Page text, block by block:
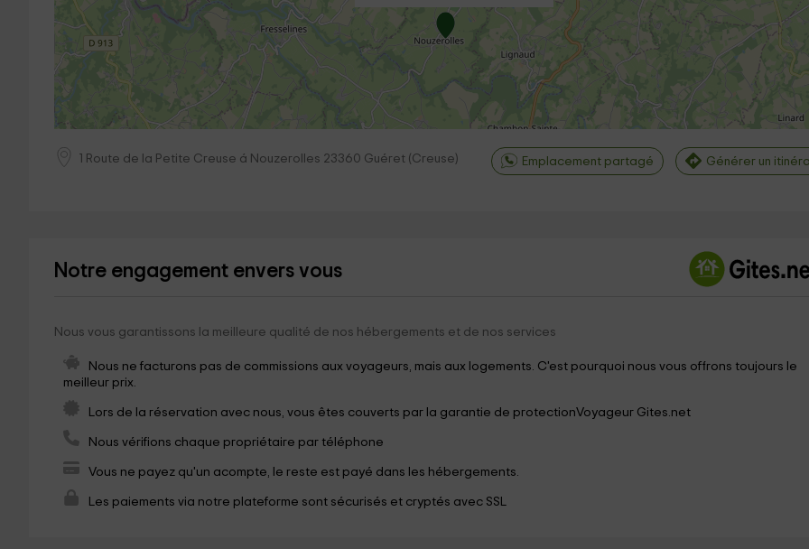
1 Route de la Petite Creuse á Nouzerolles 23360 Guéret(Creuse) Emplacement partagé Générer un
Notre engagement envers vous
Nous vous garantissons la meilleure qualité de nos hébergements et de nos services
Nous ne facturons pas de commissions aux voyageurs, mais aux logements. C'est pourquoi nous vous offrons toujours le
meilleur prix.
Lors de la réservation avec nous, vous êtes couverts par la garantie de protectionVoyageur Gites.net
Nous vérifions chaque propriétaire par téléphone
Vous ne payez qu'un acompte, le reste est payé dans les hébergements.
Les paiements via notre plateforme sont sécurisés et cryptés avec SSL